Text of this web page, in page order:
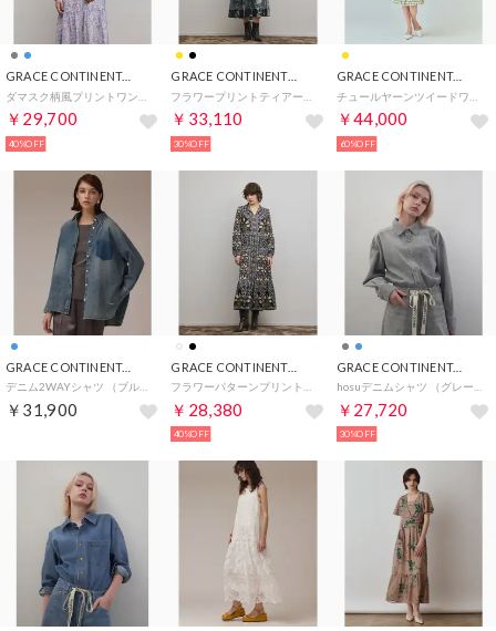
GRACE CONTINENTAL
￥29,700
40%OFF
GRACE CONTINENTAL
￥33,110
30%OFF
GRACE CONTINENTAL
￥44,000
60%OFF
GRACE CONTINENTAL
￥31,900
GRACE CONTINENTAL
￥28,380
40%OFF
GRACE CONTINENTAL
￥27,720
30%OFF